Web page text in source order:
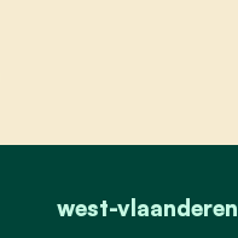
west-vlaanderen